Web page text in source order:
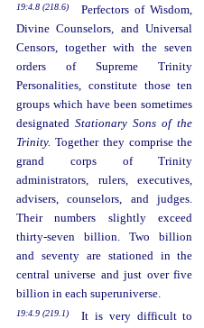
19:4.8 (218.6)
Perfectors of Wisdom,
Divine Counselors, and Universal
Censors, together with the seven
orders of Supreme Trinity
Personalities, constitute those ten
groups which have been sometimes
designated Stationary Sons of the
Trinity. Together they comprise the
grand corps of Trinity
administrators, rulers, executives,
advisers, counselors, and judges.
Their numbers slightly exceed
thirty-seven billion. Two billion
and seventy are stationed in the
central universe and just over five
billion in each superuniverse.
19:4.9 (219.1)
It is very difficult to